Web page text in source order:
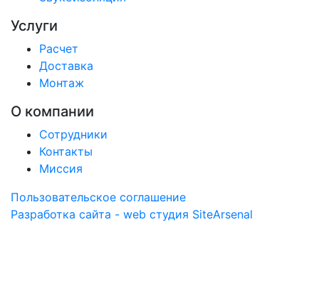
Услуги
Расчет
Доставка
Монтаж
О компании
Сотрудники
Контакты
Миссия
Пользовательское соглашение
Разработка сайта - web студия SiteArsenal